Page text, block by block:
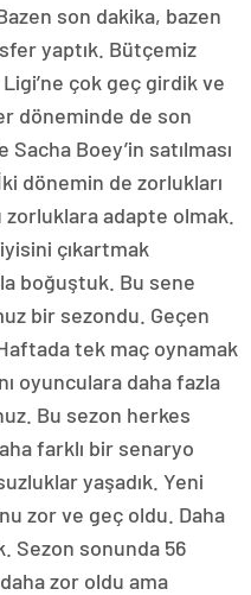
son dakika, bazen
yaptık. Bütçemiz
çok geç girdik ve
döneminde de son
Boey’in satılması
dönemin de zorlukları
adapte olmak.
çıkartmak
boğuştuk. Bu sene
bir sezondu. Geçen
tek maç oynamak
oyunculara daha fazla
Bu sezon herkes
farklı bir senaryo
yaşadık. Yeni
zor ve geç oldu. Daha
Sezon sonunda 56
zor oldu ama